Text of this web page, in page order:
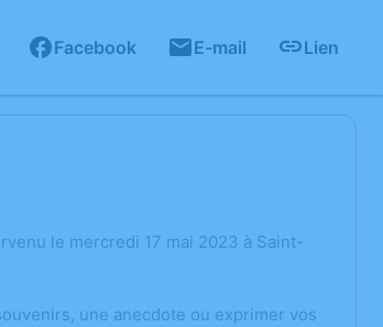
Facebook E-mail Lien
le mercredi 17 mai 2023 à Saint-
une anecdote ou exprimer vos